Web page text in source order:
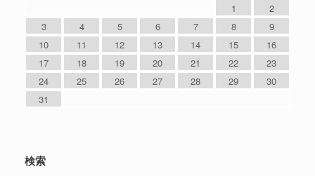
1
2
3
4 5 6 7 8
9
10
11 12 13 14 15
16
17
18 19 20 21 22
23
24
25 26 27 28 29
30
31
検索